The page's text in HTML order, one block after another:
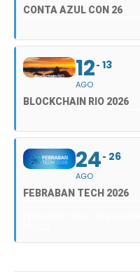
CONTA AZUL CON 26
12
AGO
13
BLOCKCHAIN RIO 2026
24
AGO
26
FEBRABAN TECH 2026